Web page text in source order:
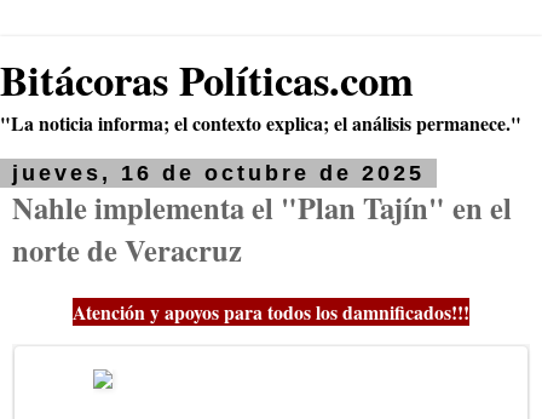
Bitácoras Políticas.com
"La noticia informa; el contexto explica; el análisis permanece."
jueves, 16 de octubre de 2025
Nahle implementa el "Plan Tajín" en el
norte de Veracruz
Atención y apoyos para todos los damnificados!!!